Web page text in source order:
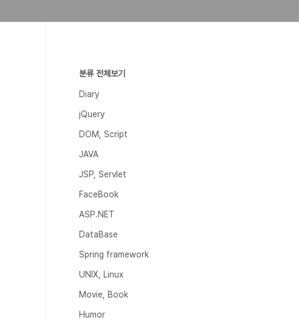
분류 전체보기
Diary
jQuery
DOM, Script
JAVA
JSP, Servlet
FaceBook
ASP.NET
DataBase
Spring framework
UNIX, Linux
Movie, Book
Humor